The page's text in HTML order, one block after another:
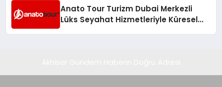
Anato Tour Turizm Dubai Merkezli
Lüks Seyahat Hizmetleriyle Küresel